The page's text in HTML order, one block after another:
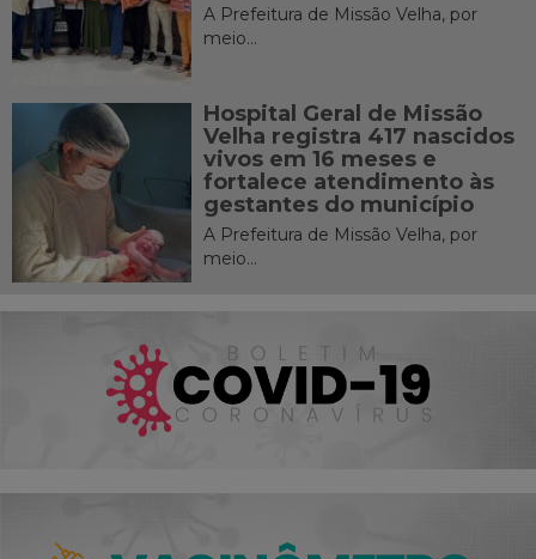
A Prefeitura de Missão Velha, por
meio...
Hospital Geral de Missão
Velha registra 417 nascidos
vivos em 16 meses e
fortalece atendimento às
gestantes do município
A Prefeitura de Missão Velha, por
meio...